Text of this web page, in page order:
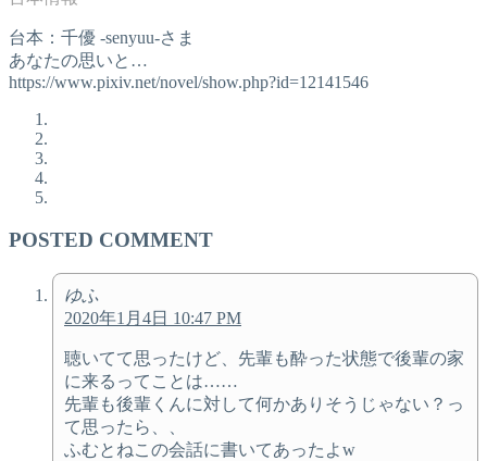
台本：千優 -senyuu-さま
あなたの思いと…
https://www.pixiv.net/novel/show.php?id=12141546
POSTED COMMENT
ゆふ
2020年1月4日 10:47 PM
聴いてて思ったけど、先輩も酔った状態で後輩の家
に来るってことは……
先輩も後輩くんに対して何かありそうじゃない？っ
て思ったら、、
ふむとねこの会話に書いてあったよw